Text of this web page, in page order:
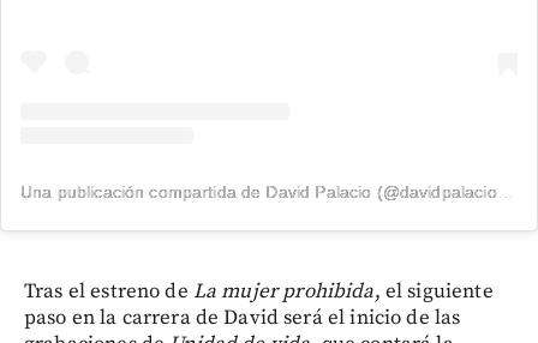
Una publicación compartida de David Palacio (@davidpalacio91)
Tras el estreno de La mujer prohibida, el siguiente
paso en la carrera de David será el inicio de las